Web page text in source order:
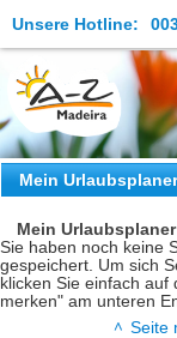
Unsere Hotline:
Die Insel
Madeira Erleben
Aktuelles
Reiseangebote
Mein Urlaubsplaner
Mein Urlaubsplaner
Sie haben noch keine
gespeichert. Um sich
klicken Sie einfach
merken" am unteren
Seite